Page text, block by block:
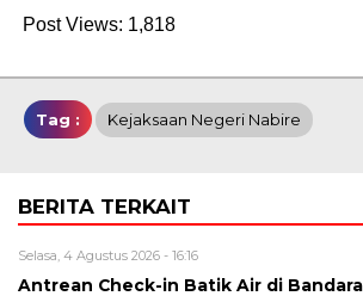
Post Views: 1,818
Tag : Kejaksaan Negeri Nabire
BERITA TERKAIT
Selasa, 4 Agustus 2026 - 16:16
Antrean Check-in Batik Air di